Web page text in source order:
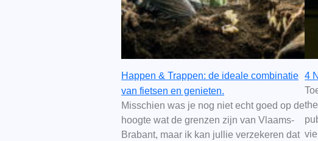
Happen & Trappen: de ideale combinatie
van fietsen en genieten.
Misschien was je nog niet echt goed op de
hoogte wat de grenzen zijn van Vlaams-
Brabant, maar ik kan jullie verzekeren dat
4